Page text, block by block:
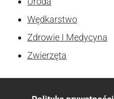
Wędkarstwo
Zdrowie I Medycyna
Zwierzęta